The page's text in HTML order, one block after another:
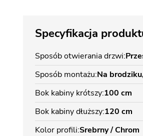
Specyfikacja
Sposób otwierania drzwi
Sposób montażu Na brodziku
Bok kabiny krótszy 100 cm
Bok kabiny dłuższy 120 cm
Kolor profili Srebrny / Chrom